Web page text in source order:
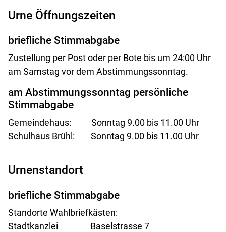
Urne Öffnungszeiten
briefliche Stimmabgabe
Zustellung per Post oder per Bote bis um 24:00 Uhr
am Samstag vor dem Abstimmungssonntag.
am Abstimmungssonntag persönliche
Stimmabgabe
Gemeindehaus: Sonntag 9.00 bis 11.00 Uhr
Schulhaus Brühl: Sonntag 9.00 bis 11.00 Uhr
Urnenstandort
briefliche Stimmabgabe
Standorte Wahlbriefkästen:
Stadtkanzlei Baselstrasse 7